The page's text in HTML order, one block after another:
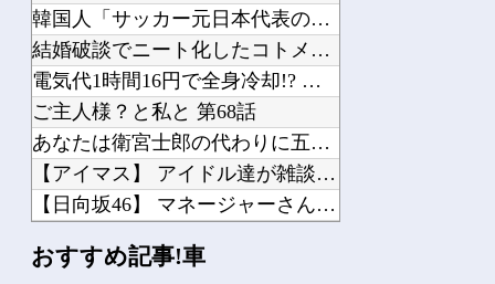
韓国人「サッカー元日本代表のスター、日本代表強化策として“韓日定期戦”の復活を提...
結婚破談でニート化したコトメに「2人目まだ〜？全員中卒でいいじゃんｗ」と煽られた...
電気代1時間16円で全身冷却!? 全身を冷やす“人間用冷蔵庫”『ど冷えもんBOX...
ご主人様？と私と 第68話
あなたは衛宮士郎の代わりに五次に挑むようです 第411話
【アイマス】 アイドル達が雑談してるだけ【モバマス】
【日向坂46】 マネージャーさん、これは超有能！！
おすすめ記事!車